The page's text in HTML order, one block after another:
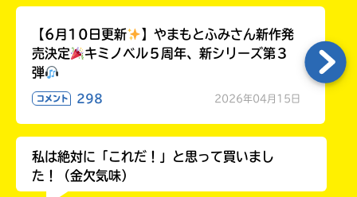
【6月10日更新
】やまもとふみさん新作発
売決定
キミノベル５周年、新シリーズ第３
弾
コメント 298 2026年04月15日
私は絶対に「これだ！」と思って買いまし
た！（金欠気味）